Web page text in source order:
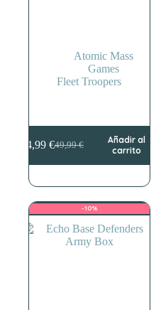
Atomic Mass
Games
Fleet Troopers
49,99€
El
precio
era:
49,99 €.
44,99 €El
precio
es:
44,99 €.
Añadir al
carrito
-10%